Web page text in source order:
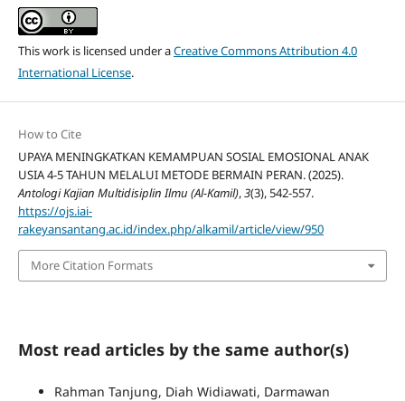
This work is licensed under aCreative Commons Attribution 4.0
International License.
How to Cite
UPAYA MENINGKATKAN KEMAMPUAN SOSIAL EMOSIONAL ANAK
USIA 4-5 TAHUN MELALUI METODE BERMAIN PERAN. (2025).
Antologi Kajian Multidisiplin Ilmu (Al-Kamil),3(3), 542-557.
https://ojs.iai-
rakeyansantang.ac.id/index.php/alkamil/article/view/950
More Citation Formats
Most read articles by the same author(s)
Rahman Tanjung, Diah Widiawati, Darmawan